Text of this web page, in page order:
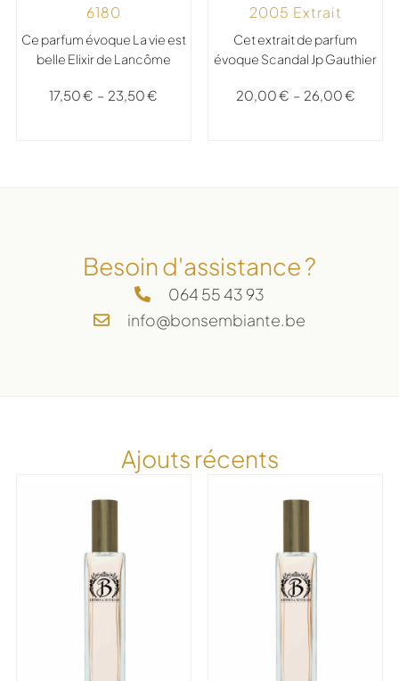
6180
Ce parfum évoque La vie est
belle Elixir de Lancôme
17,50€ – 23,50€
2005 Extrait
Cet extrait de parfum
évoque Scandal Jp Gauthier
20,00€ – 26,00€
Besoin d'assistance ?
064 55 43 93
info@bonsembiante.be
Ajouts récents